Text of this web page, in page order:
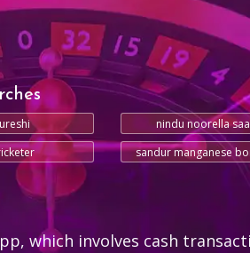
nindu noorella
sandur manganese
which involves cash